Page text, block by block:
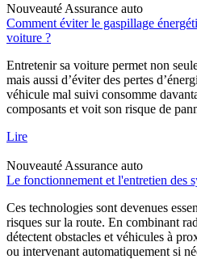
Nouveauté Assurance auto
Comment éviter le gaspillage
voiture ?
Entretenir sa voiture permet non
mais aussi d’éviter des pertes
véhicule mal suivi consomme
composants et voit son risque de
Lire
Nouveauté Assurance auto
Le fonctionnement et l'entretien des
Ces technologies sont devenues
risques sur la route. En combinant
détectent obstacles et véhicules à
ou intervenant automatiquement si